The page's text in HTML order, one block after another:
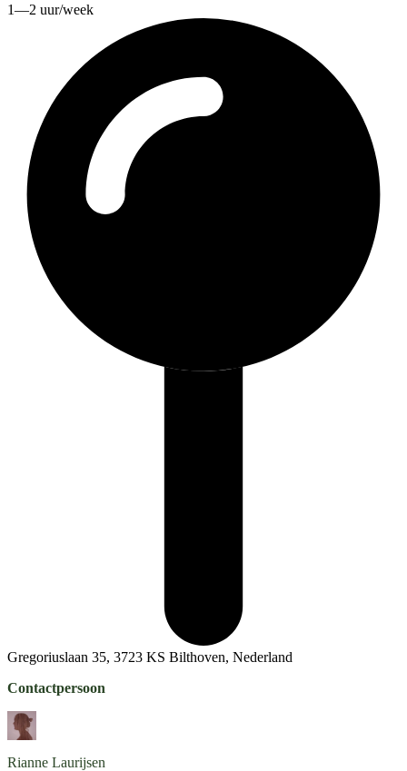
1—2 uur/week
Gregoriuslaan 35, 3723 KS Bilthoven, Nederland
Contactpersoon
Rianne Laurijsen